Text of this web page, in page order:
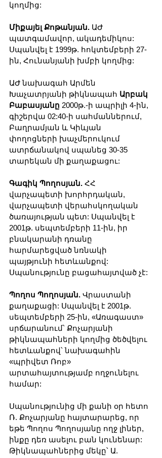
կողմից:
Միքայել Քոթանյան. ԱԺ
պատգամավոր, ակադեմիկոս:
Սպանվել է 1999թ. հոկտեմբերի 27-
ին, Հունանյանի խմբի կողմից:
ԱԺ նախագահ Արմեն
Խաչատրյանի թիկնապահ Արբակ
Բաբասյանը 2000թ.-ի ապրիլի 4-ին,
գիշերվա 02:40-ի սահմաններում,
Բաղրամյան և Կիևյան
փողոցների խաչմերուկում
ատրճանակով սպանեց 30-35
տարեկան մի քաղաքացու:
Գագիկ Պողոսյան. ՀՀ
վարչապետի խորհրդական,
վարչապետի վերահսկողական
ծառայության պետ: Սպանվել է
2001թ. սեպտեմբերի 11-ին, իր
բնակարանի դռանը
հարմարեցված նռնակի
պայթյունի հետևանքով:
Սպանությունը բացահայտված չէ:
Պողոս Պողոսյան. Վրաստանի
քաղաքացի: Սպանվել է 2001թ.
սեպտեմբերի 25-ին, «Առագաստ»
սրճարանում՝ Քոչարյանի
թիկնապահների կողմից ծեծվելու
հետևանքով՝ նախագահին
«պրիվետ Ռոբ»
արտահայտությամբ ողջունելու
համար:
Սպանությունից մի քանի օր հետո
Ռ. Քոչարյանը հայտարարեց, որ
եթե Պողոս Պողոսյանը ողջ լիներ,
ինքը դեռ ասելու բան կունենար:
Թիկնապահներից մեկը՝ Ա.